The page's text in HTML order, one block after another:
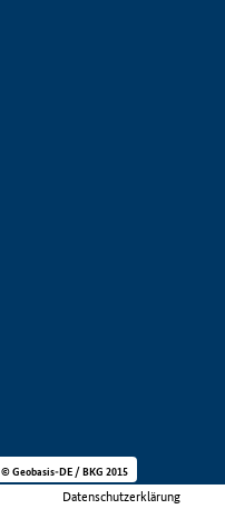
Datenschutzerklärung
© Geobasis-DE / BKG 2015